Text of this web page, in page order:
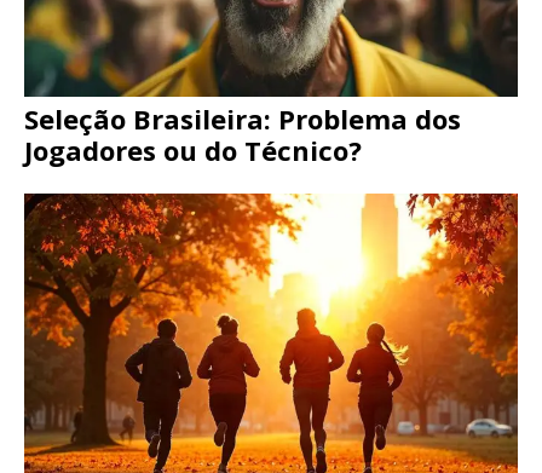
Seleção Brasileira: Problema dos
Jogadores ou do Técnico?